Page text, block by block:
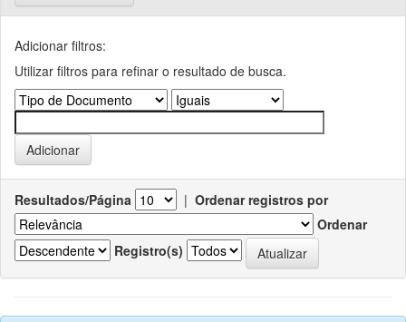
Adicionar filtros:
Utilizar filtros para refinar o resultado de busca.
Resultados/Página | Ordenar registros por
Ordenar
Registro(s)